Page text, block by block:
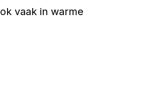
vaak in warme